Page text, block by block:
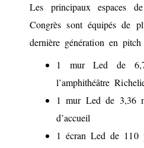
Les principaux espaces
Congrès sont équipés de
dernière génération en
1 mur Led de
l’amphithéâtre
1 mur Led de 3,36
d’accueil
1 écran Led de 110